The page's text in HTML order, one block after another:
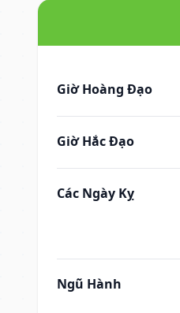
Giờ Hoàng Đạo
Giờ Hắc Đạo
Các Ngày Kỵ
Ngũ Hành